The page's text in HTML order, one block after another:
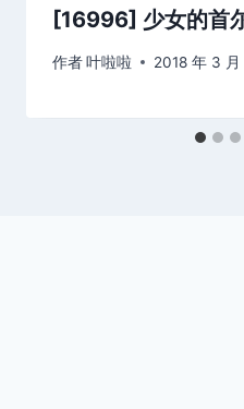
[16996] 少女的首
作者叶啦啦 2018 年 3 月